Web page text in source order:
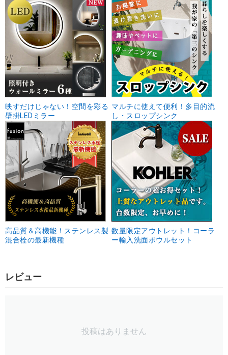
映すだけじゃない！空間を彩る
壁掛LEDミラー
マルチに使えて便利！多目的流
し・スロップシンク
高品質＆高機能！ステンレス製
混合栓の最新機種
数量限定アウトレット！コーラ
ー輸入洗面ボウルセット
レビュー
投稿はありません